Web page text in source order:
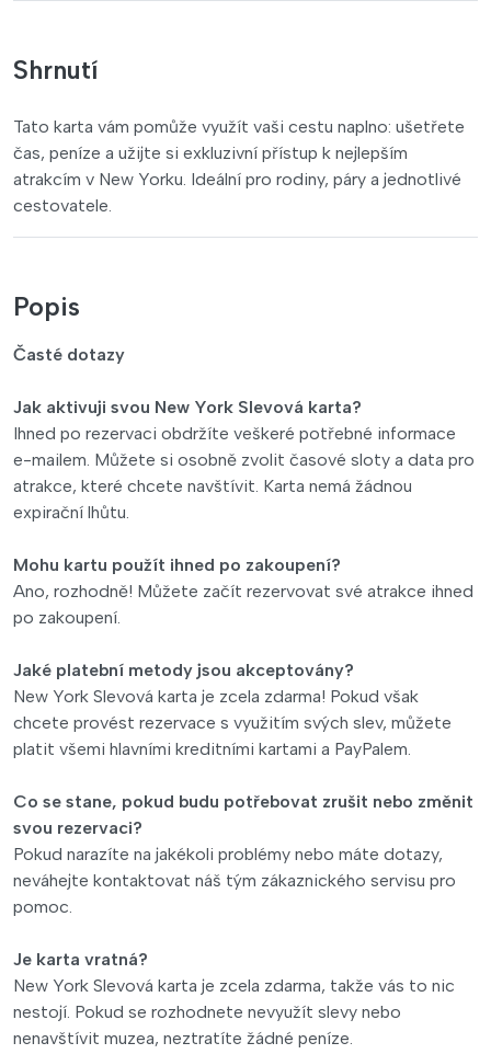
Shrnutí
Tato karta vám pomůže využít vaši cestu naplno: ušetřete
čas, peníze a užijte si exkluzivní přístup k nejlepším
atrakcím v New Yorku. Ideální pro rodiny, páry a jednotlivé
cestovatele.
Popis
Časté dotazy
Jak aktivuji svou New York Slevová karta?
Ihned po rezervaci obdržíte veškeré potřebné informace
e-mailem. Můžete si osobně zvolit časové sloty a data pro
atrakce, které chcete navštívit. Karta nemá žádnou
expirační lhůtu.
Mohu kartu použít ihned po zakoupení?
Ano, rozhodně! Můžete začít rezervovat své atrakce ihned
po zakoupení.
Jaké platební metody jsou akceptovány?
New York Slevová karta je zcela zdarma! Pokud však
chcete provést rezervace s využitím svých slev, můžete
platit všemi hlavními kreditními kartami a PayPalem.
Co se stane, pokud budu potřebovat zrušit nebo změnit
svou rezervaci?
Pokud narazíte na jakékoli problémy nebo máte dotazy,
neváhejte kontaktovat náš tým zákaznického servisu pro
pomoc.
Je karta vratná?
New York Slevová karta je zcela zdarma, takže vás to nic
nestojí. Pokud se rozhodnete nevyužít slevy nebo
nenavštívit muzea, neztratíte žádné peníze.